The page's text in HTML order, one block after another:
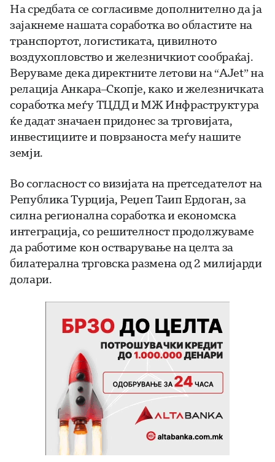
На средбата се согласивме дополнително да ја
зајакнеме нашата соработка во областите на
транспортот, логистиката, цивилното
воздухопловство и железничкиот сообраќај.
Веруваме дека директните летови на “AJet” на
релација Анкара–Скопје, како и железничката
соработка меѓу TЦДД и МЖ Инфраструктура
ќе дадат значаен придонес за трговијата,
инвестициите и поврзаноста меѓу нашите
земји.
Во согласност со визијата на претседателот на
Република Турција, Реџеп Таип Ердоган, за
силна регионална соработка и економска
интеграција, со решителност продолжуваме
да работиме кон остварување на целта за
билатерална трговска размена од 2 милијарди
долари.